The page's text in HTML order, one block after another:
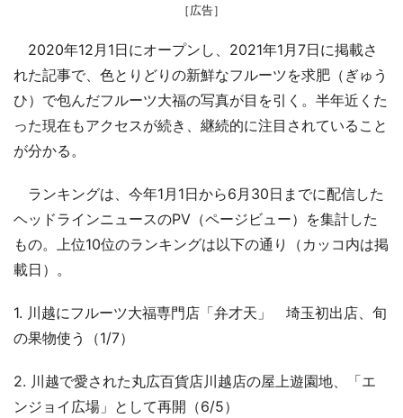
［広告］
2020年12月1日にオープンし、2021年1月7日に掲載さ
れた記事で、色とりどりの新鮮なフルーツを求肥（ぎゅう
ひ）で包んだフルーツ大福の写真が目を引く。半年近くた
った現在もアクセスが続き、継続的に注目されていること
が分かる。
ランキングは、今年1月1日から6月30日までに配信した
ヘッドラインニュースのPV（ページビュー）を集計した
もの。上位10位のランキングは以下の通り（カッコ内は掲
載日）。
1. 川越にフルーツ大福専門店「弁才天」 埼玉初出店、旬
の果物使う（1/7）
2. 川越で愛された丸広百貨店川越店の屋上遊園地、「エ
ンジョイ広場」として再開（6/5）